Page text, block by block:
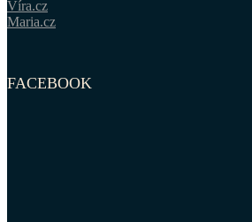
Víra.cz
Maria.cz
FACEBOOK